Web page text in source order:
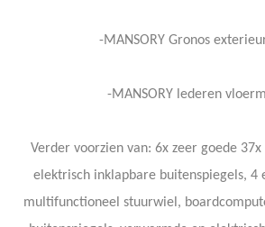
-MANSORY Gronos
-MANSORY lederen
Verder voorzien van: 6x zeer goede 37x
elektrisch inklapbare buitenspiegels, 4
multifunctioneel stuurwiel,